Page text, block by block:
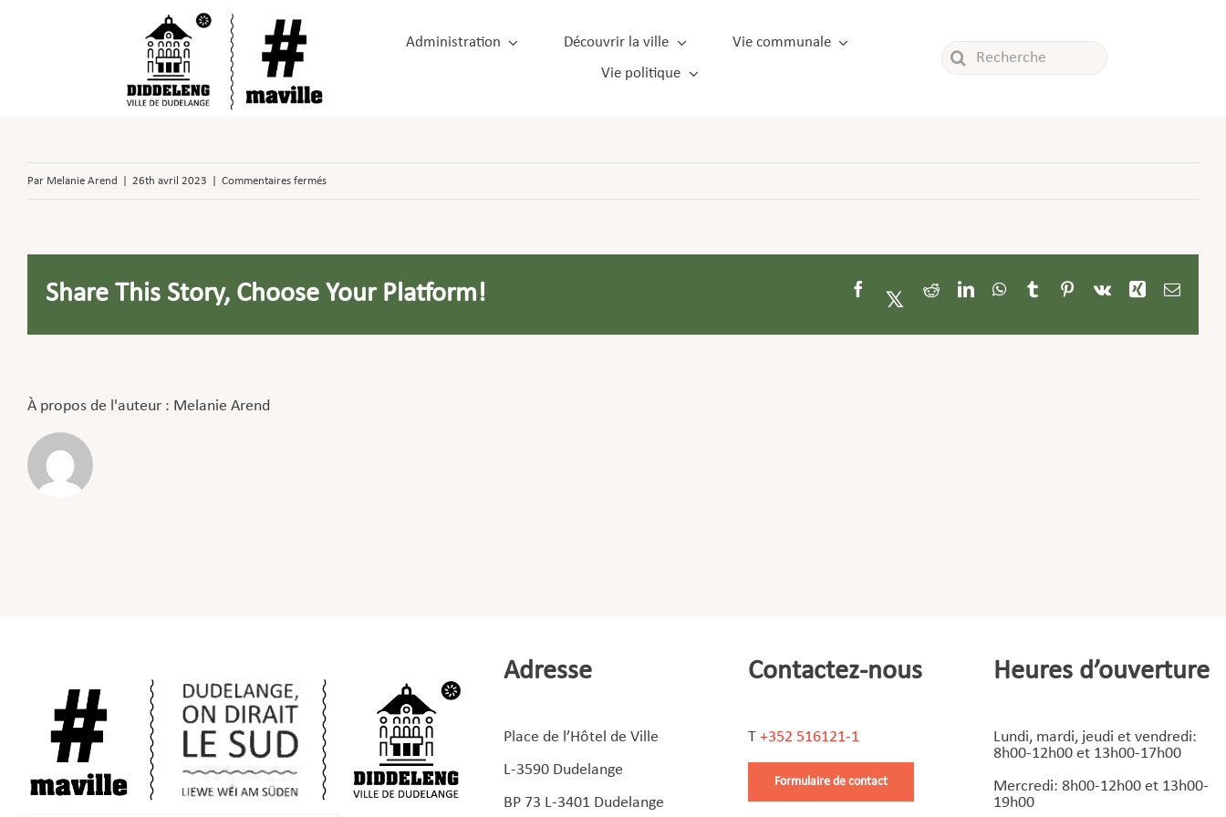
Administration Découvrir la ville
Vie communale
Vie politique
Rechercher:
Par Melanie Arend 26th avril 2023 Commentaires ferméssur
traducteurs
interprètes
Share This Story, Choose Your Platform! FacebookTwitterRedditLinkedInWhatsApp
TumblrPinterest
Vk XingEmail
À propos de l'auteur : Melanie Arend
Adresse
Place de l’Hôtel de Ville
L-3590 Dudelange
BP 73 L-3401 Dudelange
Contactez-nous
T+352 516121-1
Formulaire de contact
Heures d’ouverture
Lundi, mardi, jeudi et vendredi:
8h00-12h00 et 13h00-17h00
Mercredi: 8h00-12h00 et 13h00-
19h00